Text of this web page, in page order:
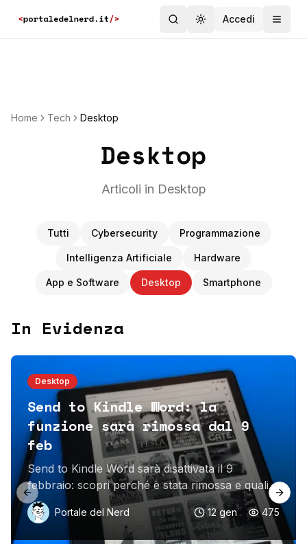
Toggle theme
Accedi
Home Tech Desktop
Desktop
Articoli in Desktop
Tutti Cybersecurity Programmazione
Intelligenza Artificiale Hardware
App e Software Desktop Smartphone
In Evidenza
Desktop
Send to Kindle Word: la
funzione sarà rimossa dal 9
feb
Send to Kindle Word sarà disattivata il 9
febbraio: scopri perché è stata rimossa e quali
alternative usare per inviare i tuoi documenti al
Kindle.Portale del Nerd 12 gen 475
Previous slide Next